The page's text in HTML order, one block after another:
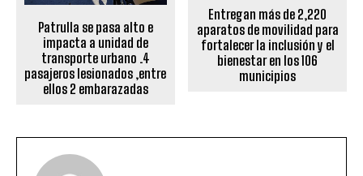
Patrulla se pasa alto e
impacta a unidad de
transporte urbano .4
pasajeros lesionados ,entre
ellos 2 embarazadas
Entregan más de 2,220
aparatos de movilidad para
fortalecer la inclusión y el
bienestar en los 106
municipios